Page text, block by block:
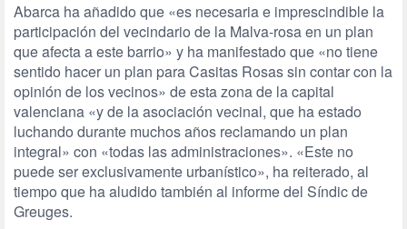
Abarca ha añadido que «es necesaria e imprescindible la
participación del vecindario de la Malva-rosa en un plan
que afecta a este barrio» y ha manifestado que «no tiene
sentido hacer un plan para Casitas Rosas sin contar con la
opinión de los vecinos» de esta zona de la capital
valenciana «y de la asociación vecinal, que ha estado
luchando durante muchos años reclamando un plan
integral» con «todas las administraciones». «Este no
puede ser exclusivamente urbanístico», ha reiterado, al
tiempo que ha aludido también al informe del Síndic de
Greuges.